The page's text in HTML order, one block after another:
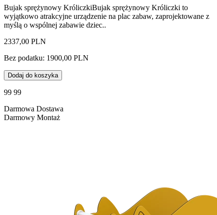
Bujak sprężynowy KróliczkiBujak sprężynowy Króliczki to
wyjątkowo atrakcyjne urządzenie na plac zabaw, zaprojektowane z
myślą o wspólnej zabawie dziec..
2337,00 PLN
Bez podatku: 1900,00 PLN
Dodaj do koszyka
99 99
Darmowa Dostawa
Darmowy Montaż